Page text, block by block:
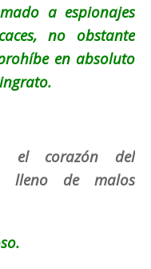
a espionajes
no obstante
en absoluto
el corazón del
lleno de malos